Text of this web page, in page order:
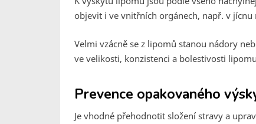
objevit i ve vnitřních orgánech, např. v jícnu
Velmi vzácně se z lipomů stanou nádory
ve velikosti, konzistenci a bolestivosti
Prevence opakovaného
Je vhodné přehodnotit složení stravy a